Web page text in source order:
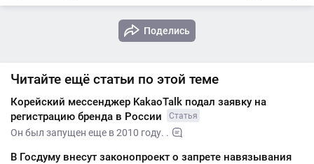
Поделись
Читайте ещё статьи по этой теме
Корейский мессенджер KakaoTalk подал заявку на
регистрацию бренда в России
Статья
Он был запущен еще в 2010 году. .
В Госдуму внесут законопроект о запрете навязывания